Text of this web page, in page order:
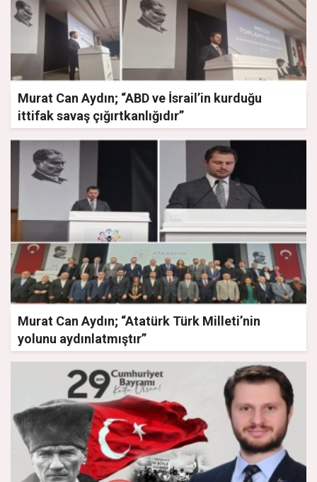
Murat Can Aydın; “ABD ve İsrail’in kurduğu
ittifak savaş çığırtkanlığıdır”
Murat Can Aydın; “Atatürk Türk Milleti’nin
yolunu aydınlatmıştır”